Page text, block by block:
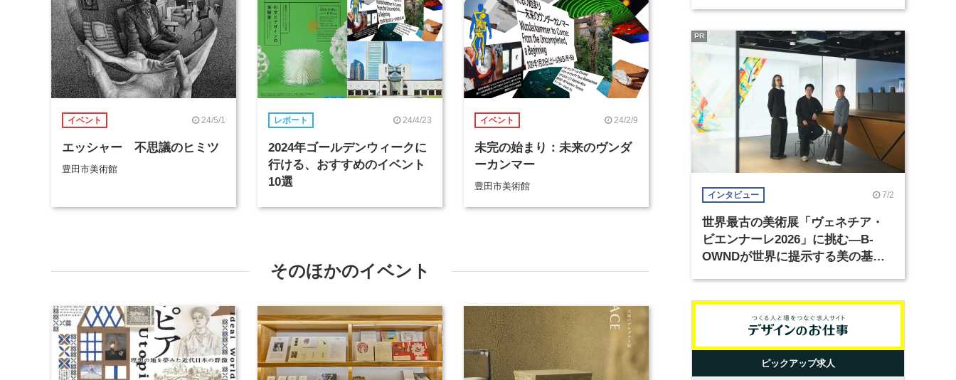
イベント 24/5/1
エッシャー 不思議のヒミツ
豊田市美術館
レポート 24/4/23
2024年ゴールデンウィークに
行ける、おすすめのイベント
10選
イベント 24/2/9
未完の始まり：未来のヴンダ
ーカンマー
豊田市美術館
そのほかのイベント
インタビュー 7/2
世界最古の美術展「ヴェネチア・
ビエンナーレ2026」に挑む―B-
OWNDが世界に提示する美の基準
PR
ピックアップ求人